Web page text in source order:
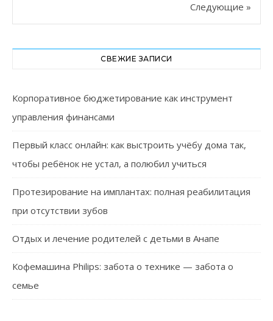
Следующие »
СВЕЖИЕ ЗАПИСИ
Корпоративное бюджетирование как инструмент
управления финансами
Первый класс онлайн: как выстроить учёбу дома так,
чтобы ребёнок не устал, а полюбил учиться
Протезирование на имплантах: полная реабилитация
при отсутствии зубов
Отдых и лечение родителей с детьми в Анапе
Кофемашина Philips: забота о технике — забота о
семье